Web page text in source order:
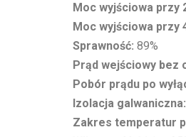
Moc wyjściowa przy
Moc wyjściowa przy
Sprawność: 89%
Prąd wejściowy bez
Pobór prądu po
Izolacja galwaniczna:
Zakres temperatur